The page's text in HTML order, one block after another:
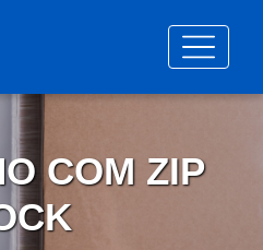
COM ZIP